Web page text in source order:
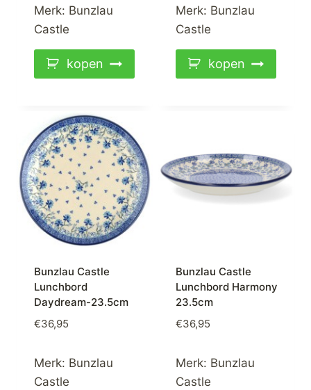
Merk: Bunzlau
Castle
kopen
Merk: Bunzlau
Castle
kopen
Bunzlau Castle
Lunchbord
Daydream-23.5cm
€36,95
Merk: Bunzlau
Castle
Bunzlau Castle
Lunchbord Harmony
23.5cm
€36,95
Merk: Bunzlau
Castle